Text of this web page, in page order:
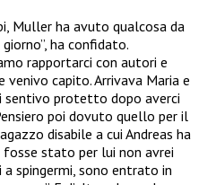
Muller ha avuto qualcosa da
ha confidato.
rapportarci con autori e
venivo capito. Arrivava Maria e
sentivo protetto dopo averci
poi dovuto quello per il
disabile a cui Andreas ha
stato per lui non avrei
spingermi, sono entrato in